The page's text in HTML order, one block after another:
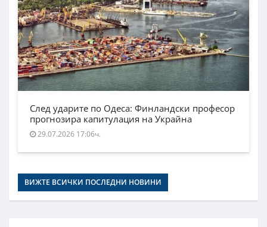
След ударите по Одеса: Финландски професор
прогнозира капитулация на Украйна
29.07.2026 17:06ч.
ВИЖТЕ ВСИЧКИ ПОСЛЕДНИ НОВИНИ